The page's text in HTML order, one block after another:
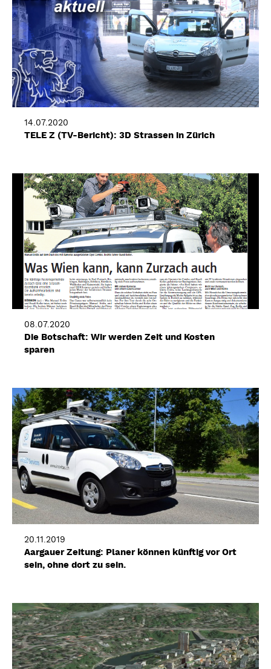
14.07.2020
TELE Z (TV-Bericht): 3D Strassen in Zürich
08.07.2020
Die Botschaft: Wir werden Zeit und Kosten
sparen
20.11.2019
Aargauer Zeitung: Planer können künftig vor Ort
sein, ohne dort zu sein.